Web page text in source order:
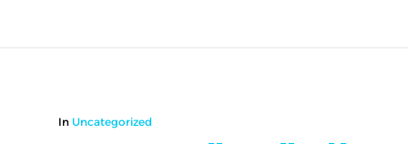
In Uncategorized